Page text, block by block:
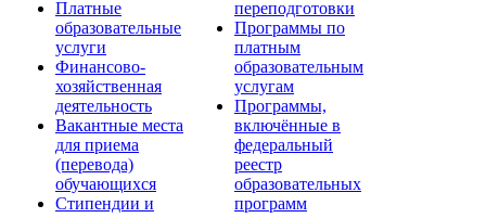
Платные
образовательные
услуги
Финансово-
хозяйственная
деятельность
Вакантные места
для приема
(перевода)
обучающихся
Стипендии и
переподготовки
Программы по
платным
образовательным
услугам
Программы,
включённые в
федеральный
реестр
образовательных
программ